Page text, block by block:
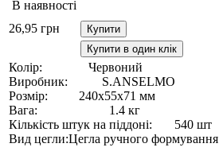
В наявності
26,95 грн
Купити
Купити в один клік
Колір:
Червоний
Виробник:
S.ANSELMO
Розмір:
240х55х71 мм
Вага:
1.4 кг
Кількість штук на піддоні:
540 шт
Вид цегли:Цегла ручного формування